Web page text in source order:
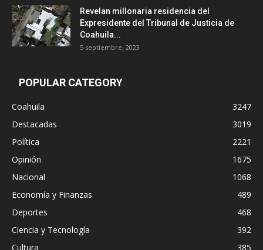
Revelan millonaria residencia del
Expresidente del Tribunal de Justicia de
Coahuila...
5 septiembre, 2023
POPULAR CATEGORY
Coahuila
3247
Destacadas
3019
Política
2221
Opinión
1675
Nacional
1068
Economía y Finanzas
489
Deportes
468
Ciencia y Tecnología
392
Cultura
385